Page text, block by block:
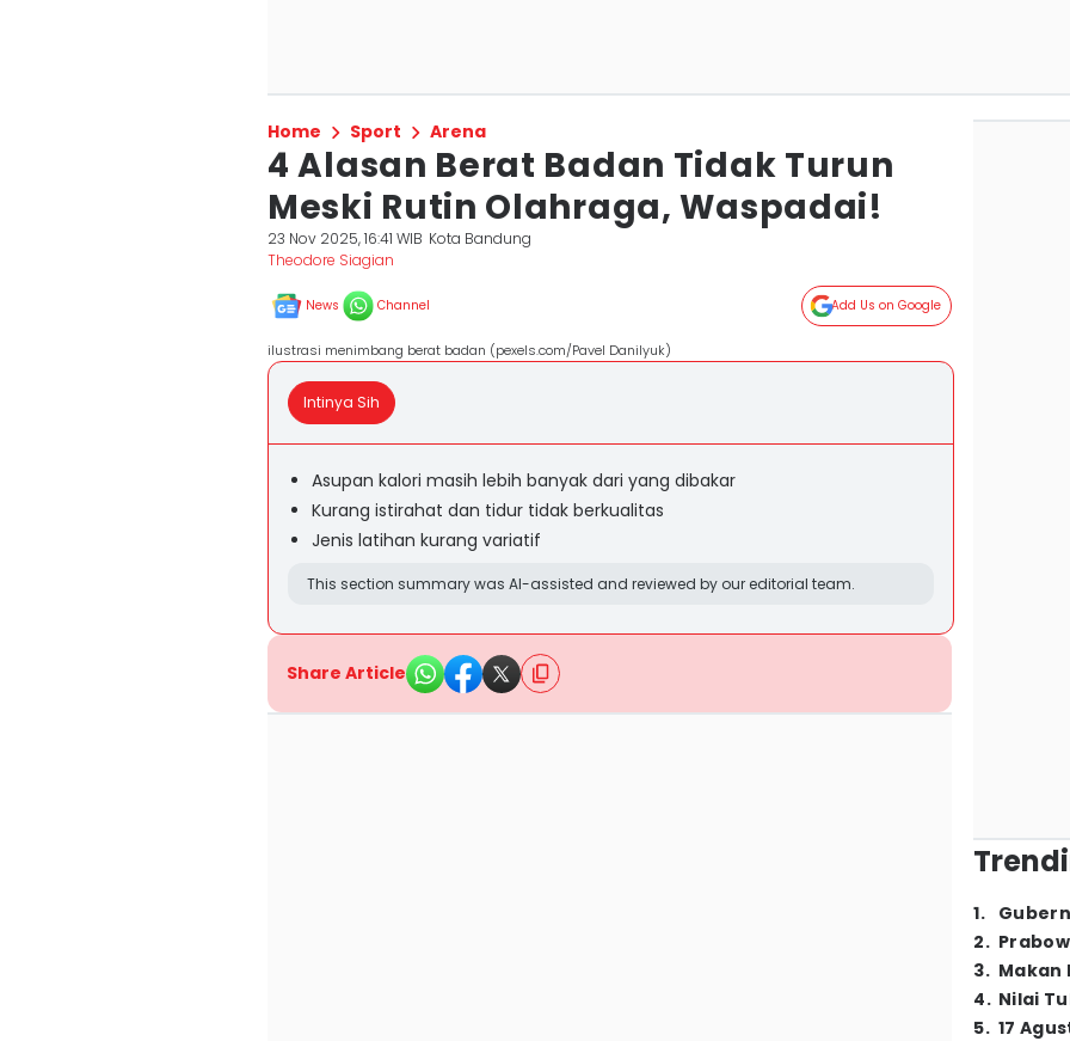
Home Sport Arena
4 Alasan Berat Badan Tidak Turun
Meski Rutin Olahraga, Waspadai!
23 Nov 2025, 16:41 WIB Kota Bandung
Theodore Siagian
News Channel Add Us on Google
ilustrasi menimbang berat badan (pexels.com/Pavel Danilyuk)
Intinya Sih
Asupan kalori masih lebih banyak dari yang dibakar
Kurang istirahat dan tidur tidak berkualitas
Jenis latihan kurang variatif
This section summary was AI-assisted and reviewed by our editorial team.
Share Article
1.
2.
3. Makan
4. Nilai
5. 17